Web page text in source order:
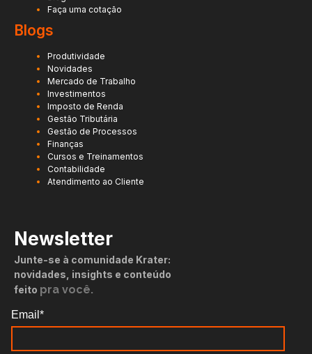
Faça uma cotação
Blogs
Produtividade
Novidades
Mercado de Trabalho
Investimentos
Imposto de Renda
Gestão Tributária
Gestão de Processos
Finanças
Cursos e Treinamentos
Contabilidade
Atendimento ao Cliente
Newsletter
Junte-se à comunidade Krater:
novidades, insights e conteúdo
feito pra você.
Email*